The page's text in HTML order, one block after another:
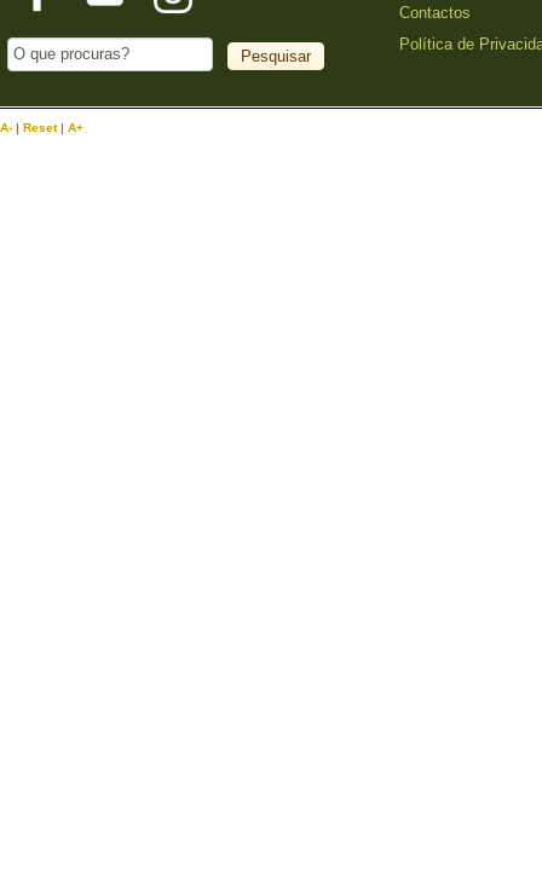
Contactos
Política de
A- | Reset| A+